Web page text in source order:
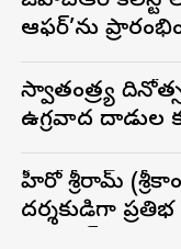
ఆఫర్’ను
స్వాతంత్ర్య
ఉగ్రవాద దాడుల
హీరో శ్రీరామ్
దర్శకుడిగా